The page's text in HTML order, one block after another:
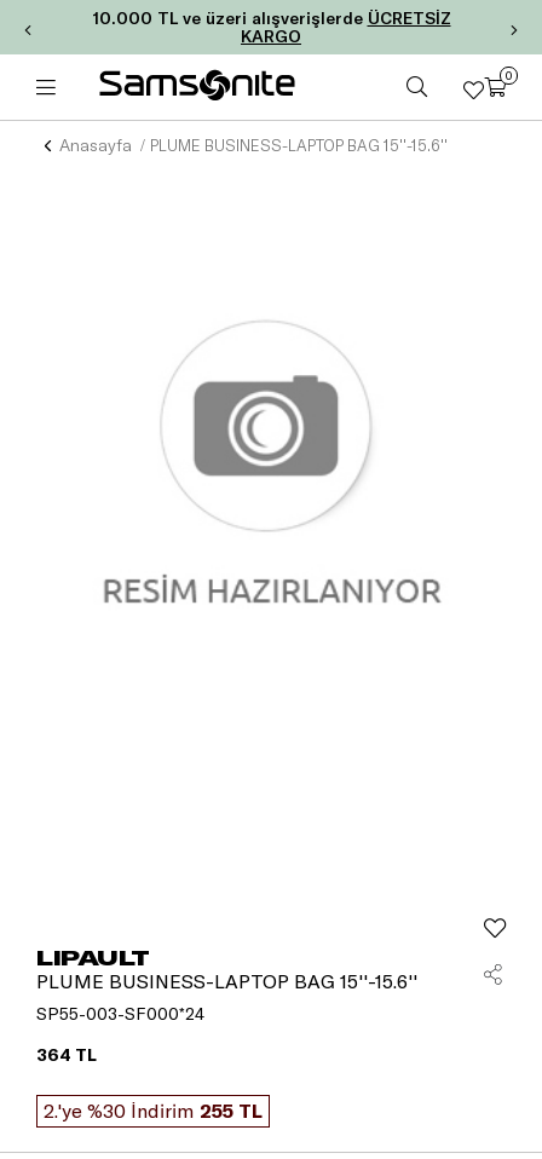
10.000 TL ve üzeri alışverişlerde ÜCRETSİZ
KARGO
0
Anasayfa PLUME BUSINESS-LAPTOP BAG 15''-15.6''
LIPAULT
PLUME BUSINESS-LAPTOP BAG 15''-15.6''
SP55-003-SF000*24
364 TL
2.'ye %30 İndirim 255 TL